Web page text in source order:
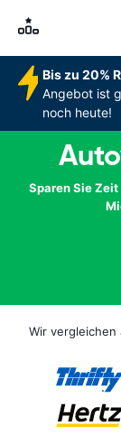
Bis zu 20%
Angebot ist
noch heute!
Sparen Sie
Wir